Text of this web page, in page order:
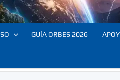
GUÍA ORBES 2026